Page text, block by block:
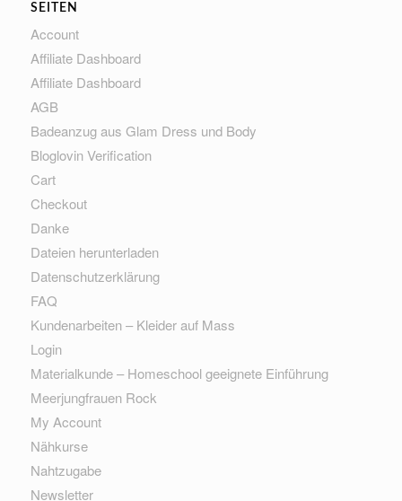
SEITEN
Account
Affiliate Dashboard
Affiliate Dashboard
AGB
Badeanzug aus Glam Dress und Body
Bloglovin Verification
Cart
Checkout
Danke
Dateien herunterladen
Datenschutzerklärung
FAQ
Kundenarbeiten – Kleider auf Mass
Login
Materialkunde – Homeschool geeignete Einführung
Meerjungfrauen Rock
My Account
Nähkurse
Nahtzugabe
Newsletter